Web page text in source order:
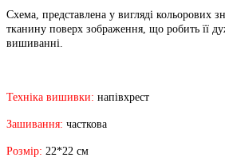
Схема, представлена у вигляді кольорових
тканину поверх зображення, що робить її
вишиванні.
Техніка вишивки: напівхрест
Зашивання: часткова
Розмір: 22*22 см